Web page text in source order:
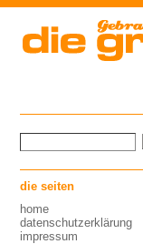
die seiten
home
datenschutzerklärung
impressum